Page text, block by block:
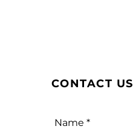
CONTACT US
Name